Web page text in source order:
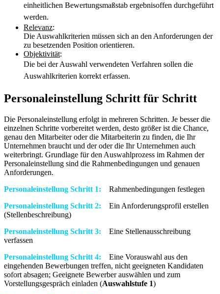
einheitlichen Bewertungsmaßstab ergebnisoffen durchgeführt
werden.
Relevanz:
Die Auswahlkriterien müssen sich an den Anforderungen der
zu beset­zenden Position orientieren.
Objektivität:
Die bei der Auswahl verwendeten Verfahren sollen die
Auswahlkriterien korrekt erfassen.
Personaleinstellung Schritt für Schritt
Die Personaleinstellung erfolgt in mehreren Schritten. Je besser die
einzelnen Schritte vorbereitet werden, desto größer ist die Chance,
genau den Mitarbeiter oder die Mitarbeiterin zu finden, die Ihr
Unternehmen braucht und der oder die Ihr Unternehmen auch
weiterbringt. Grundlage für den Auswahlprozess im Rahmen der
Personaleinstellung sind die Rahmenbedingungen und genauen
Anforderungen.
Personaleinstellung Schritt 1: Rahmenbedingungen festlegen
Personaleinstellung Schritt 2: Ein Anforderungsprofil erstellen
(Stellenbeschreibung)
Personaleinstellung Schritt 3: Eine Stellenausschreibung
verfassen
Personaleinstellung Schritt 4: Eine Vorauswahl aus den
eingehenden Bewerbungen treffen, nicht geeigneten Kandidaten
sofort absagen; Geeignete Bewerber auswählen und zum
Vorstellungsgespräch einladen (Auswahlstufe 1)